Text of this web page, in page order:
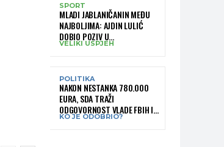
SPORT
MLADI JABLANIČANIN MEĐU
NAJBOLJIMA: AJDIN LULIĆ
DOBIO POZIV U
REPREZENTACIJU BIH –
VELIKI USPJEH
POLITIKA
NAKON NESTANKA 780.000
EURA, SDA TRAŽI
ODGOVORNOST VLADE FBIH I
RUKOVODSTVA IGMANA
KO JE ODOBRIO?